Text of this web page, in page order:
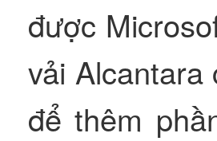
được
vải
để thêm